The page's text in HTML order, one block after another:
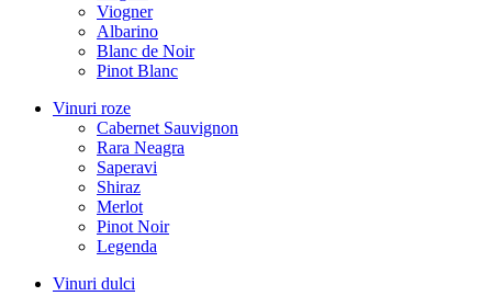
Viogner
Albarino
Blanc de Noir
Pinot Blanc
Vinuri roze
Cabernet Sauvignon
Rara Neagra
Saperavi
Shiraz
Merlot
Pinot Noir
Legenda
Vinuri dulci